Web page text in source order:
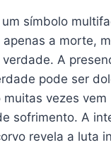
símbolo
apenas a morte,
A
pode ser
vezes vem
sofrimento. A
revela a luta